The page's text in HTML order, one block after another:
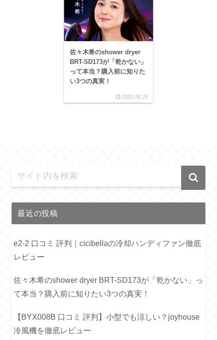
佐々木希のshower dryer
BRT-SD173が「乾かない」
って本当？購入前に知りた
い3つの真実！
2025.05.25
最近の投稿
e2-2 口コミ 評判｜cicibellaの冷却ハンディファン徹底
レビュー
佐々木希のshower dryer BRT-SD173が「乾かない」っ
て本当？購入前に知りたい3つの真実！
【BYX008B 口コミ 評判】小型でも涼しい？joyhouse
冷風機を徹底レビュー